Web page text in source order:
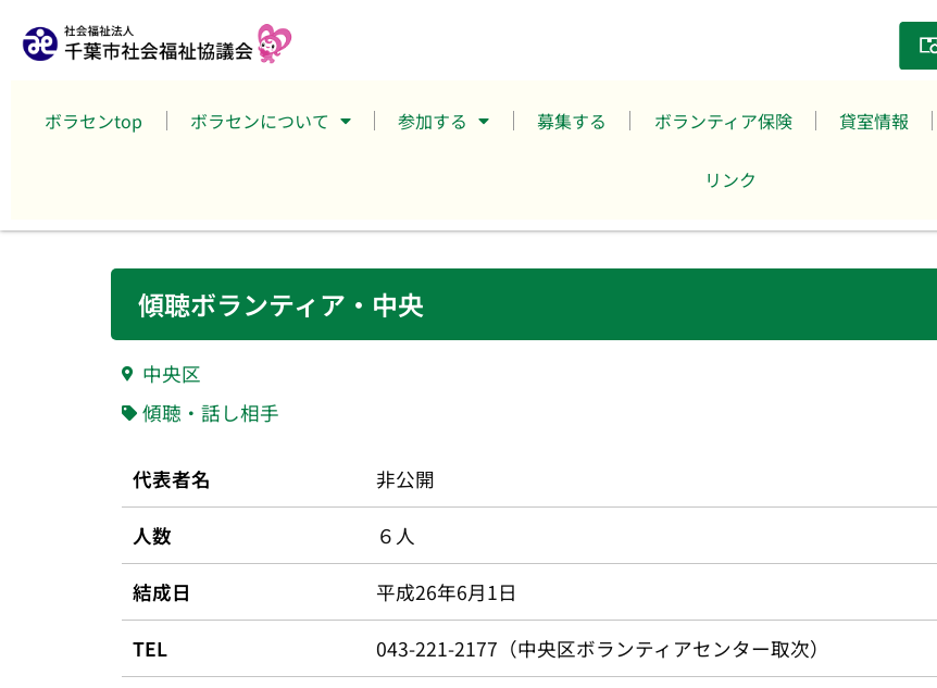
ボラセンtop ボラセンについて 参加する 募集する ボランティア保険 貸室情報
リンク
傾聴ボランティア・中央
中央区
傾聴・話し相手
代表者名 非公開
人数 ６人
結成日 平成26年6月1日
TEL 043-221-2177（中央区ボランティアセンター取次）